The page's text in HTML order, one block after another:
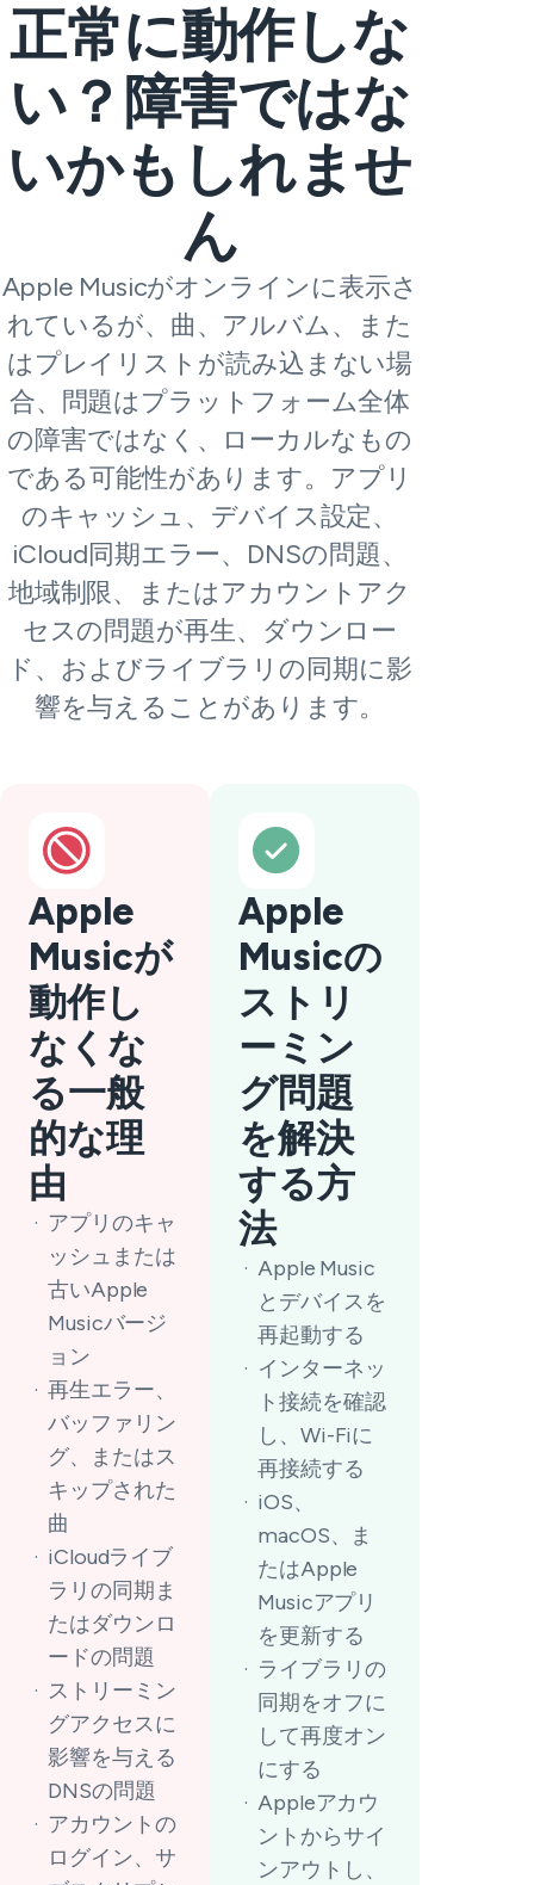
正常に動作しな
い？障害ではな
いかもしれませ
ん
Apple Musicがオンラインに表示さ
れているが、曲、アルバム、また
はプレイリストが読み込まない場
合、問題はプラットフォーム全体
の障害ではなく、ローカルなもの
である可能性があります。アプリ
のキャッシュ、デバイス設定、
iCloud同期エラー、DNSの問題、
地域制限、またはアカウントアク
セスの問題が再生、ダウンロー
ド、およびライブラリの同期に影
響を与えることがあります。
Apple
Musicが
動作し
なくな
る一般
的な理
由
アプリのキャ
ッシュまたは
古いApple
Musicバージ
ョン
再生エラー、
バッファリン
グ、またはス
キップされた
曲
iCloudライブ
ラリの同期ま
たはダウンロ
ードの問題
ストリーミン
グアクセスに
影響を与える
DNSの問題
アカウントの
ログイン、サ
Apple
Musicの
ストリ
ーミン
グ問題
を解決
する方
法
Apple Music
とデバイスを
再起動する
インターネッ
ト接続を確認
し、Wi-Fiに
再接続する
iOS、
macOS、ま
たはApple
Musicアプリ
を更新する
ライブラリの
同期をオフに
して再度オン
にする
Appleアカウ
ントからサイ
ンアウトし、